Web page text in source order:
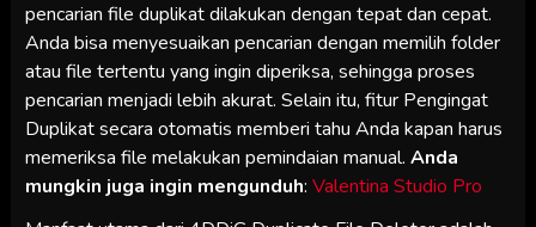
pencarian file duplikat dilakukan dengan tepat dan cepat.
Anda bisa menyesuaikan pencarian dengan memilih folder
atau file tertentu yang ingin diperiksa, sehingga proses
pencarian menjadi lebih akurat. Selain itu, fitur Pengingat
Duplikat secara otomatis memberi tahu Anda kapan harus
memeriksa file melakukan pemindaian manual. Anda
mungkin juga ingin mengunduh: Valentina Studio Pro